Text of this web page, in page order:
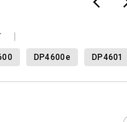
DP4600e DP4601